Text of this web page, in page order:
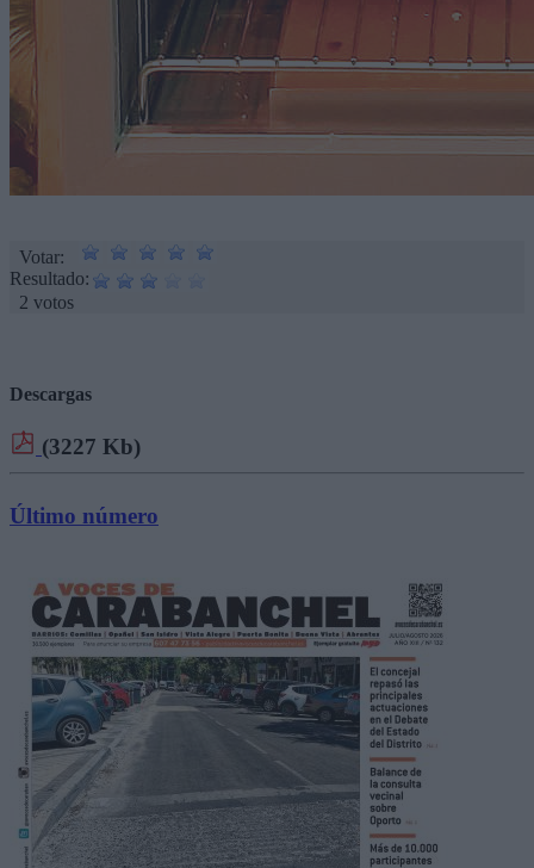
Votar:
Resultado:
2 votos
Descargas
(3227 Kb)
Último número